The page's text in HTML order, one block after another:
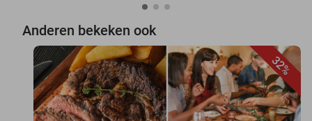
Anderen bekeken ook
32%